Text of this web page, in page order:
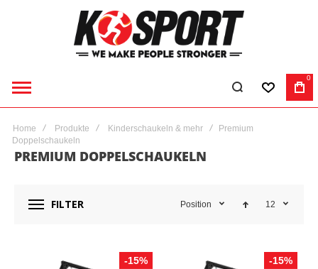
0
Home Produkte Kinderschaukeln & mehr
Premium
Doppelschaukeln
PREMIUM DOPPELSCHAUKELN
FILTER Position 12
-15% -15%